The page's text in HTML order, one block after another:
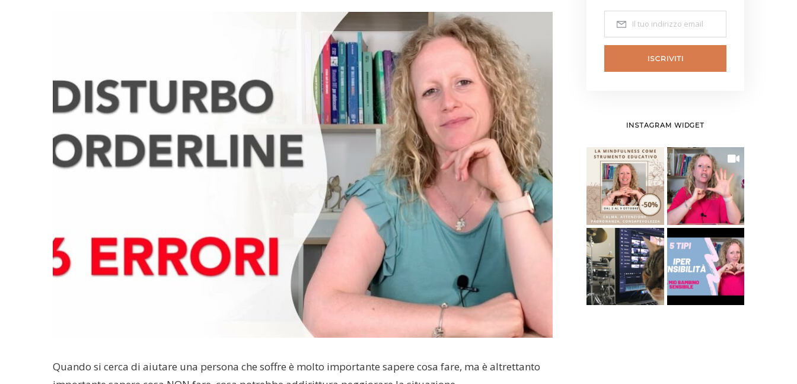
Quando si cerca di aiutare una persona che soffre è molto importante sapere cosa fare, ma è altrettanto
ISCRIVITI
INSTAGRAM WIDGET